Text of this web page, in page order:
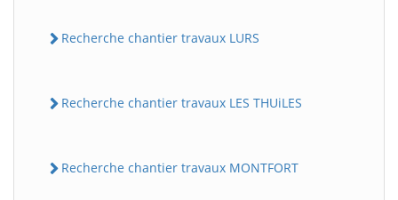
Recherche chantier travaux LURS
Recherche chantier travaux LES THUiLES
Recherche chantier travaux MONTFORT